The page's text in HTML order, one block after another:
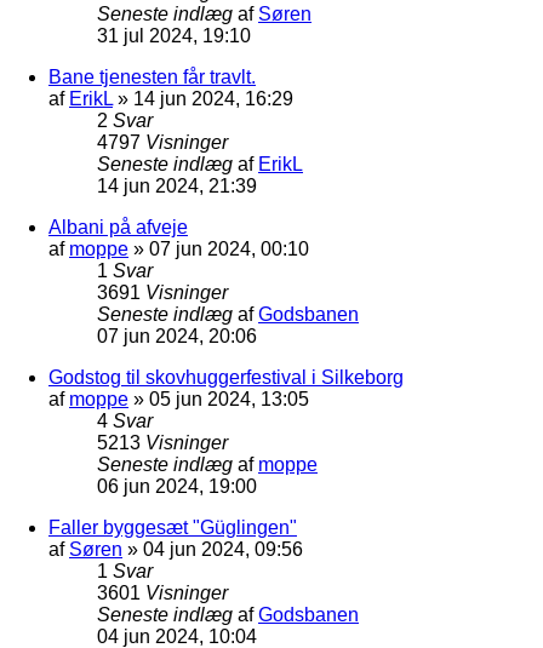
Seneste indlæg af Søren
31 jul 2024, 19:10
Bane tjenesten får travlt.
af ErikL » 14 jun 2024, 16:29
2 Svar
4797 Visninger
Seneste indlæg af ErikL
14 jun 2024, 21:39
Albani på afveje
af moppe » 07 jun 2024, 00:10
1 Svar
3691 Visninger
Seneste indlæg afGodsbanen
07 jun 2024, 20:06
Godstog til skovhuggerfestival i Silkeborg
af moppe » 05 jun 2024, 13:05
4 Svar
5213 Visninger
Seneste indlæg af moppe
06 jun 2024, 19:00
Faller byggesæt "Güglingen"
af Søren » 04 jun 2024, 09:56
1 Svar
3601 Visninger
Seneste indlæg afGodsbanen
04 jun 2024, 10:04